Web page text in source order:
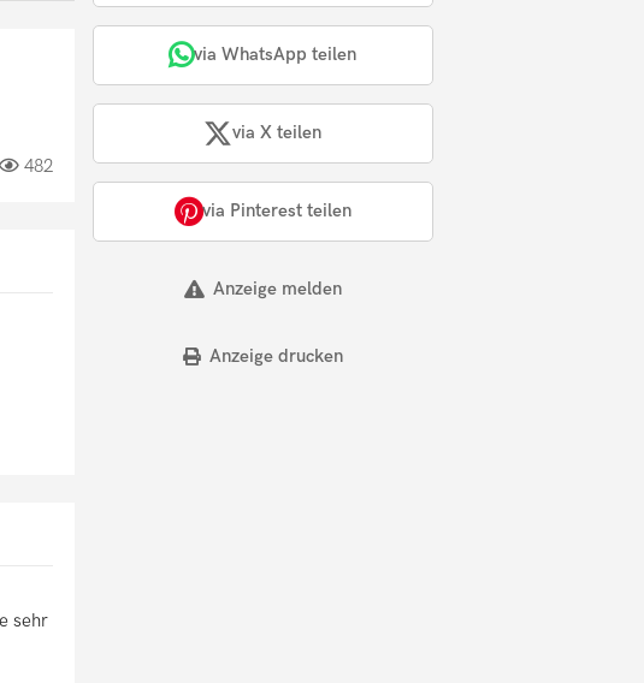
482
sehr
via WhatsApp teilen
via X teilen
via Pinterest teilen
Anzeige melden
Anzeige drucken